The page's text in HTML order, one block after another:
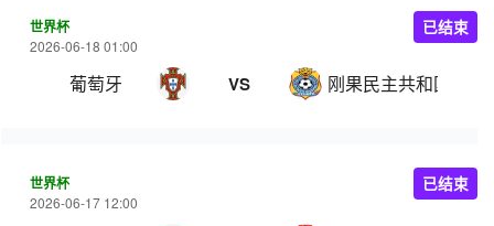
世界杯
2026-06-18 01:00
葡萄牙 VS 刚果民主共和国
已结束
世界杯
2026-06-17 12:00
已结束